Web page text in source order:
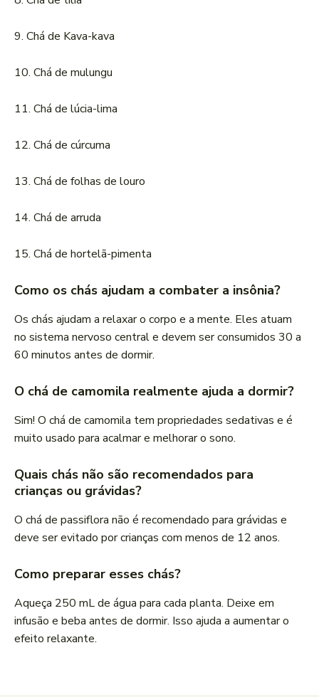
9. Chá de Kava-kava
10. Chá de mulungu
11. Chá de lúcia-lima
12. Chá de cúrcuma
13. Chá de folhas de louro
14. Chá de arruda
15. Chá de hortelã-pimenta
Como os chás ajudam a combater a insônia?
Os chás ajudam a relaxar o corpo e a mente. Eles atuam
no sistema nervoso central e devem ser consumidos 30 a
60 minutos antes de dormir.
O chá de camomila realmente ajuda a dormir?
Sim! O chá de camomila tem propriedades sedativas e é
muito usado para acalmar e melhorar o sono.
Quais chás não são recomendados para
crianças ou grávidas?
O chá de passiflora não é recomendado para grávidas e
deve ser evitado por crianças com menos de 12 anos.
Como preparar esses chás?
Aqueça 250 mL de água para cada planta. Deixe em
infusão e beba antes de dormir. Isso ajuda a aumentar o
efeito relaxante.